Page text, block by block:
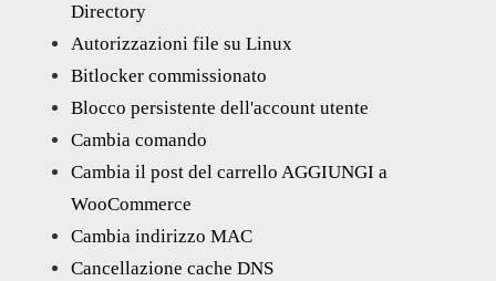
Directory
Autorizzazioni file su Linux
Bitlocker commissionato
Blocco persistente dell'account utente
Cambia comando
Cambia il post del carrello AGGIUNGI a
WooCommerce
Cambia indirizzo MAC
Cancellazione cache DNS